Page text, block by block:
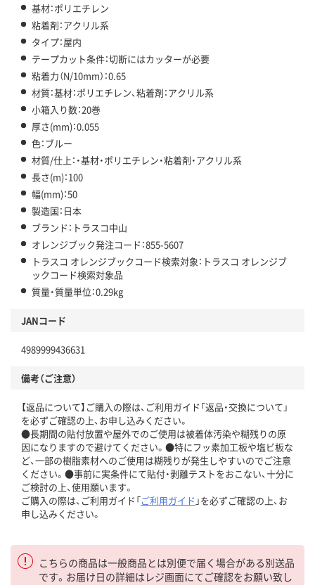
基材：ポリエチレン
粘着剤：アクリル系
タイプ：屋内
テープカット条件：切断にはカッターが必要
粘着力（N/10mm）：0.65
材質：基材：ポリエチレン、粘着剤：アクリル系
小箱入り数：20巻
厚さ(mm)：0.055
色：ブルー
材質/仕上：・基材・ポリエチレン・粘着剤・アクリル系
長さ(m)：100
幅(mm)：50
製造国：日本
ブランド：トラスコ中山
オレンジブック発注コード：855-5607
トラスコ オレンジブックコード検索対象：トラスコ オレンジブ
ックコード検索対象品
質量・質量単位：0.29kg
JANコード
4989999436631
備考（ご注意）
【返品について】ご購入の際は、ご利用ガイド「返品・交換について」
を必ずご確認の上、お申し込みください。
●長期間の貼付放置や屋外でのご使用は被着体汚染や糊残りの原
因になりますので避けてください。●特にフッ素加工板や塩ビ板な
ど、一部の樹脂素材へのご使用は糊残りが発生しやすいのでご注意
ください。●事前に実条件にて貼付・剥離テストをおこない、十分に
ご検討の上、使用願います。
ご購入の際は、ご利用ガイド「ご利用ガイド 」を必ずご確認の上、お
申し込みください。
こちらの商品は一般商品とは別便で届く場合がある別送品
です。お届け日の詳細はレジ画面にてご確認をお願い致し